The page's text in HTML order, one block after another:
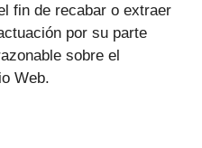
fin de recabar o extraer
por su parte
sobre el
Web.